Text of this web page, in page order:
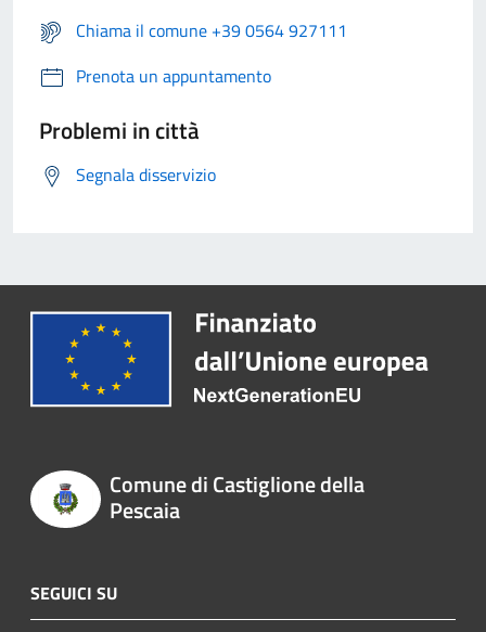
Chiama il comune +39 0564 927111
Prenota un appuntamento
Problemi in città
Segnala disservizio
Comune di Castiglione della
Pescaia
SEGUICI SU